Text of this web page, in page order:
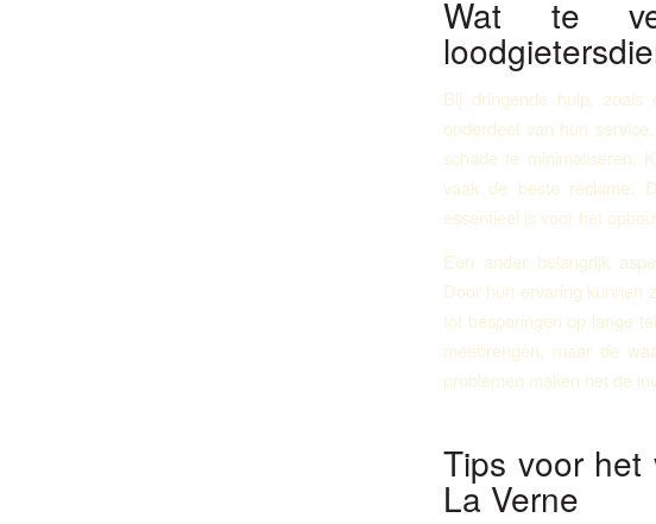
Wat te
Bij dringende hulp, zoals
onderdeel van hun
schade te minimaliseren.
vaak de beste reclame.
essentieel is voor het
Een ander belangrijk
Door hun ervaring kunnen
tot besparingen op lange
meebrengen, maar de
problemen maken het de
Tips voor het
La Verne